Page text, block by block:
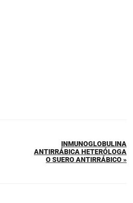
INMUNOGLOBULINA
ANTIRRÁBICA HETERÓLOGA
O SUERO ANTIRRÁBICO »